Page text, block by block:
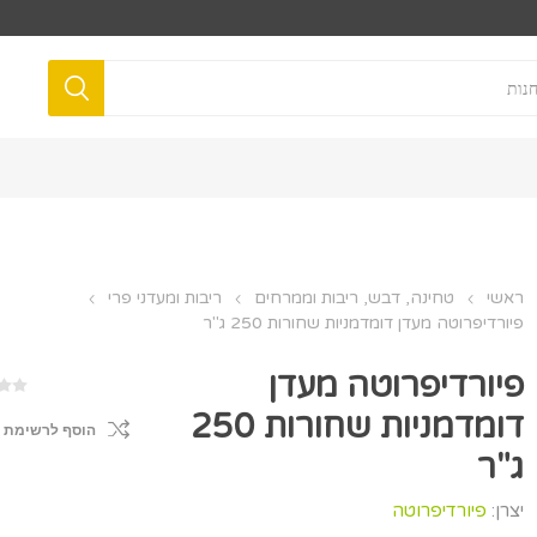
ראשי טחינה, דבש, ריבות וממרחים
ריבות ומעדני פרי
פיורדיפרוטה מעדן דומדמניות שחורות 250 ג"ר
פיורדיפרוטה מעדן
דומדמניות שחורות 250
ג"ר
יצרן: פיורדיפרוטה
הוסף לרשימת